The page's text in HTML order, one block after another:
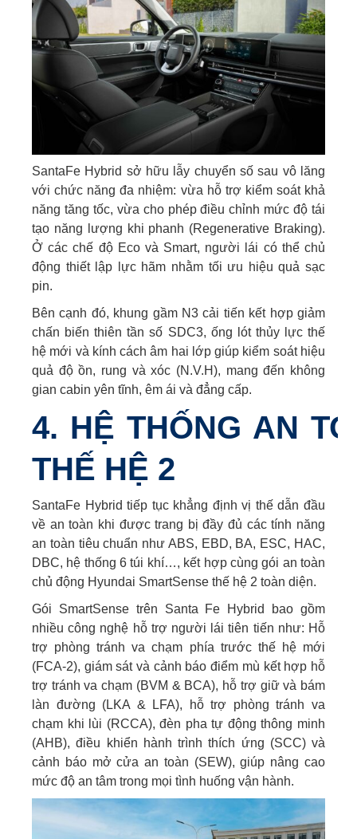
SantaFe Hybrid sở hữu lẫy chuyển số sau vô lăng
với chức năng đa nhiệm: vừa hỗ trợ kiểm soát khả
năng tăng tốc, vừa cho phép điều chỉnh mức độ tái
tạo năng lượng khi phanh (Regenerative Braking).
Ở các chế độ Eco và Smart, người lái có thể chủ
động thiết lập lực hãm nhằm tối ưu hiệu quả sạc
pin.
Bên cạnh đó, khung gầm N3 cải tiến kết hợp giảm
chấn biến thiên tần số SDC3, ống lót thủy lực thế
hệ mới và kính cách âm hai lớp giúp kiểm soát hiệu
quả độ ồn, rung và xóc (N.V.H), mang đến không
gian cabin yên tĩnh, êm ái và đẳng cấp.
4. HỆ THỐNG AN
THẾ HỆ 2
SantaFe Hybrid tiếp tục khẳng định vị thế dẫn đầu
về an toàn khi được trang bị đầy đủ các tính năng
an toàn tiêu chuẩn như ABS, EBD, BA, ESC, HAC,
DBC, hệ thống 6 túi khí…, kết hợp cùng gói an toàn
chủ động Hyundai SmartSense thế hệ 2 toàn diện.
Gói SmartSense trên Santa Fe Hybrid bao gồm
nhiều công nghệ hỗ trợ người lái tiên tiến như: Hỗ
trợ phòng tránh va chạm phía trước thế hệ mới
(FCA-2), giám sát và cảnh báo điểm mù kết hợp hỗ
trợ tránh va chạm (BVM & BCA), hỗ trợ giữ và bám
làn đường (LKA & LFA), hỗ trợ phòng tránh va
chạm khi lùi (RCCA), đèn pha tự động thông minh
(AHB), điều khiển hành trình thích ứng (SCC) và
cảnh báo mở cửa an toàn (SEW), giúp nâng cao
mức độ an tâm trong mọi tình huống vận hành.